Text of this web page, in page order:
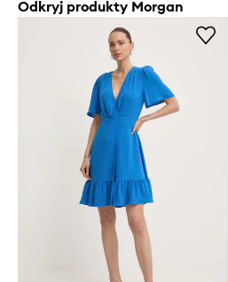
Odkryj produkty Morgan